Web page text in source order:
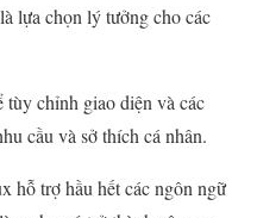
lựa chọn lý tưởng cho các
chỉnh giao diện và các
cầu và sở thích cá nhân.
hỗ trợ hầu hết các ngôn ngữ